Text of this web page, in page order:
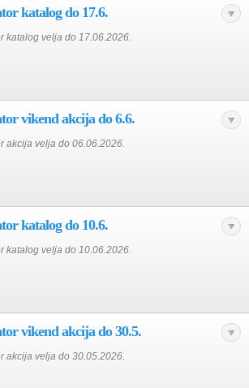
katalog do 17.6.
katalog velja do 17.06.2026.
vikend akcija do 6.6.
akcija velja do 06.06.2026.
katalog do 10.6.
katalog velja do 10.06.2026.
vikend akcija do 30.5.
akcija velja do 30.05.2026.